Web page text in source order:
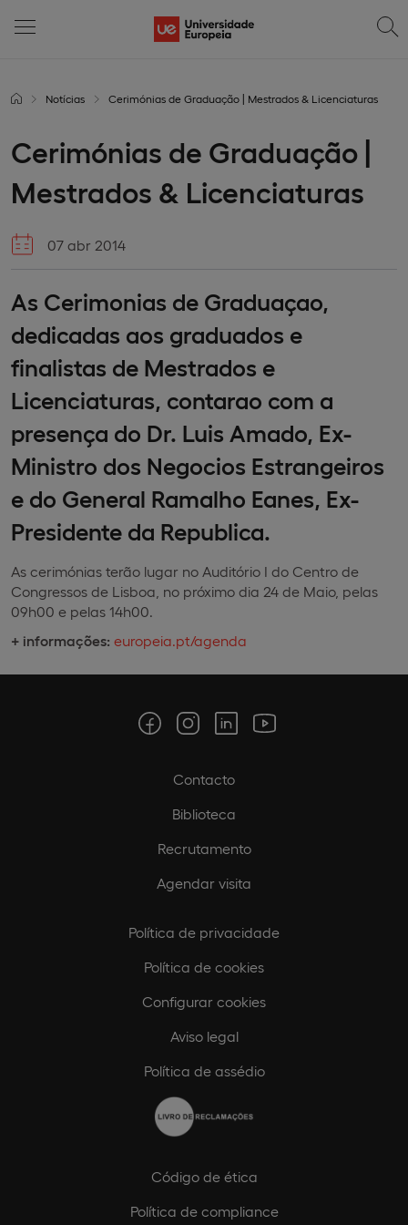
Notícias Cerimónias de Graduação | Mestrados & Licenciaturas
Cerimónias de Graduação |
Mestrados & Licenciaturas
07 abr 2014
As Cerimonias de Graduaçao,
dedicadas aos graduados e
finalistas de Mestrados e
Licenciaturas, contarao com a
presença do Dr. Luis Amado, Ex-
Ministro dos Negocios Estrangeiros
e do General Ramalho Eanes, Ex-
Presidente da Republica.
As cerimónias terão lugar no Auditório I do Centro de
Congressos de Lisboa, no próximo dia 24 de Maio, pelas
09h00 e pelas 14h00.
+ informações: europeia.pt/agenda
Contacto
Biblioteca
Recrutamento
Agendar visita
Política de privacidade
Política de cookies
Configurar cookies
Aviso legal
Política de assédio
Código de ética
Política de compliance